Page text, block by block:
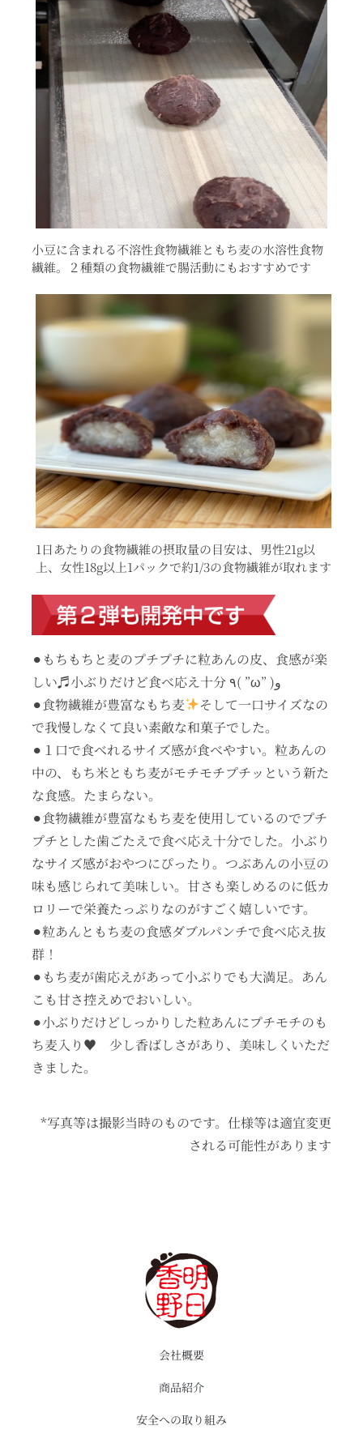
小豆に含まれる不溶性食物繊維ともち麦の水溶性食物
繊維。２種類の食物繊維で腸活動にもおすすめです
1日あたりの食物繊維の摂取量の目安は、男性21g以
上、女性18g以上1パックで約1/3の食物繊維が取れます
⚫︎もちもちと麦のプチプチに粒あんの皮、食感が楽
しい♬小ぶりだけど食べ応え十分 ٩( ”ω” )و
⚫︎食物繊維が豊富なもち麦
そして一口サイズなの
で我慢しなくて良い素敵な和菓子でした。
⚫︎１口で食べれるサイズ感が食べやすい。粒あんの
中の、もち米ともち麦がモチモチプチッという新た
な食感。たまらない。
⚫︎食物繊維が豊富なもち麦を使用しているのでプチ
プチとした歯ごたえで食べ応え十分でした。小ぶり
なサイズ感がおやつにぴったり。つぶあんの小豆の
味も感じられて美味しい。甘さも楽しめるのに低カ
ロリーで栄養たっぷりなのがすごく嬉しいです。
⚫︎粒あんともち麦の食感ダブルパンチで食べ応え抜
群！
⚫︎もち麦が歯応えがあって小ぶりでも大満足。あん
こも甘さ控えめでおいしい。
⚫︎小ぶりだけどしっかりした粒あんにプチモチのも
ち麦入り♥️ 少し香ばしさがあり、美味しくいただ
きました。
*写真等は撮影当時のものです。仕様等は適宜変更
される可能性があります
会社概要
商品紹介
安全への取り組み